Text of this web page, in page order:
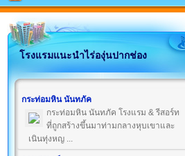
โรงแรมแนะนำไร่องุ่นปากช่อง
กระท่อมหิน นันทภัค
กระท่อมหิน นันทภัค โรงแรม & รีสอร์ท
ที่ถูกสร้างขึ้นมาท่ามกลางหุบเขาและ
เนินทุ่งหญ ...